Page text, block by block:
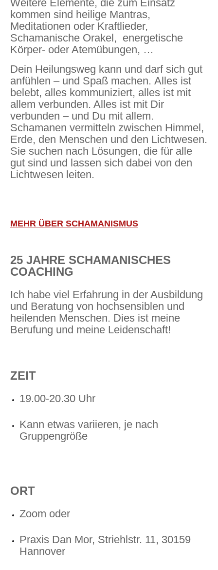
Weitere Elemente, die zum Einsatz
kommen sind heilige Mantras,
Meditationen oder Kraftlieder,
Schamanische Orakel, energetische
Körper- oder Atemübungen, …
Dein Heilungsweg kann und darf sich gut
anfühlen – und Spaß machen. Alles ist
belebt, alles kommuniziert, alles ist mit
allem verbunden. Alles ist mit Dir
verbunden – und Du mit allem.
Schamanen vermitteln zwischen Himmel,
Erde, den Menschen und den Lichtwesen.
Sie suchen nach Lösungen, die für alle
gut sind und lassen sich dabei von den
Lichtwesen leiten.
MEHR ÜBER SCHAMANISMUS
25 JAHRE SCHAMANISCHES
COACHING
Ich habe viel Erfahrung in der Ausbildung
und Beratung von hochsensiblen und
heilenden Menschen. Dies ist meine
Berufung und meine Leidenschaft!
ZEIT
19.00-20.30 Uhr
Kann etwas variieren, je nach
Gruppengröße
ORT
Zoom oder
Praxis Dan Mor, Striehlstr. 11, 30159
Hannover